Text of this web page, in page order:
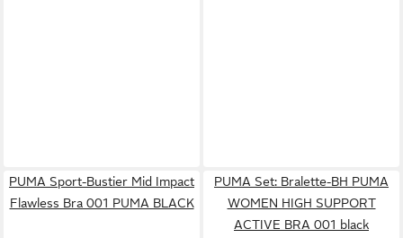
PUMA Sport-Bustier Mid Impact
Flawless Bra 001 PUMA BLACK
PUMA Set: Bralette-BH PUMA
WOMEN HIGH SUPPORT
ACTIVE BRA 001 black